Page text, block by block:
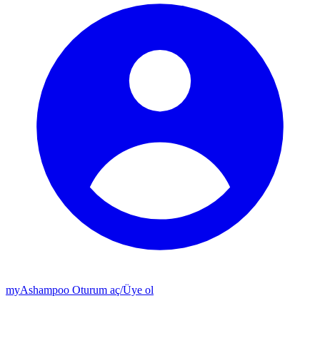
myAshampoo Oturum aç/Üye ol